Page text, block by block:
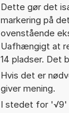
Dette gør det
markering på
ovenstående
Uafhængigt at
14 pladser.
Hvis det er
giver mening.
I stedet for '√9'